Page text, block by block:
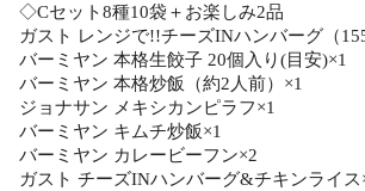
◇Cセット8種10袋＋お楽しみ2品
ガスト レンジで!!チーズINハンバーグ（
バーミヤン 本格生餃子 20個入り(目安)×1
バーミヤン 本格炒飯（約2人前）×1
ジョナサン メキシカンピラフ×1
バーミヤン キムチ炒飯×1
バーミヤン カレービーフン×2
ガスト チーズINハンバーグ&チキンライス